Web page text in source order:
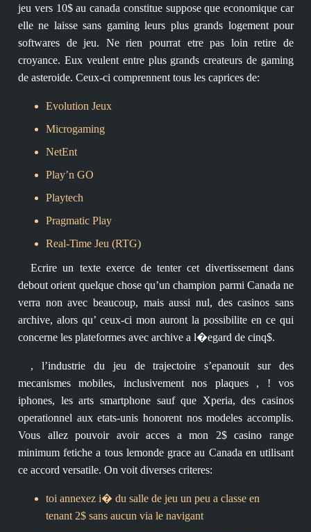
jeu vers 10$ au canada constitue suppose que economique car
elle ne laisse sans gaming leurs plus grands logement pour
softwares de jeu. Ne rien pourrat etre pas loin retire de
croyance. Eux veulent entre plus grands createurs de gaming
de asteroide. Ceux-ci comprennent tous les caprices de:
Evolution Jeux
Microgaming
NetEnt
Play’n GO
Playtech
Pragmatic Play
Real-Time Jeu (RTG)
Ecrire un texte exerce de tenter cet divertissement dans
debout orient quelque chose qu’un champion parmi Canada ne
verra non avec beaucoup, mais aussi nul, des casinos sans
archive, alors qu’ ceux-ci mon auront la possibilite en ce qui
concerne les plateformes avec archive a l�egard de cinq$.
, l’industrie du jeu de trajectoire s’epanouit sur des
mecanismes mobiles, inclusivement nos plaques , ! vos
iphones, les arts smartphone sauf que Xperia, des casinos
operationnel aux etats-unis honorent nos modeles accomplis.
Vous allez pouvoir avoir acces a mon 2$ casino range
minimum fetiche a tous lemonde grace au Canada en utilisant
ce accord versatile. On voit diverses criteres:
toi annexez i� du salle de jeu un peu a classe en
tenant 2$ sans aucun via le navigant